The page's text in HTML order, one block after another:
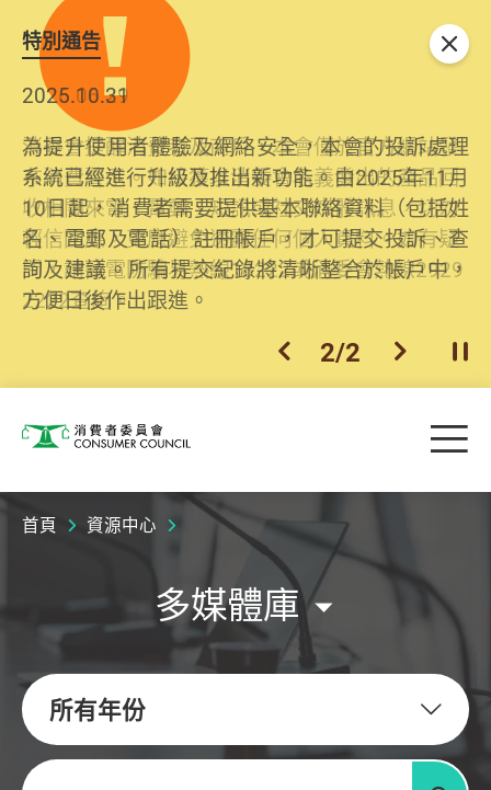
特別通告
2026.06.29
消委會提醒消費者及商戶，本會僅於官方網站發
布消費警示。如接獲以消委會名義發出的產品回
收相關來電、電郵、短訊或社交媒體訊息，切勿
輕信回應，更應避免透露任何個人資料。如有疑
問，請致電防騙易熱線18222或消委會熱線2929
2222查詢。
2025.10.31
為提升使用者體驗及網絡安全，本會的投訴處理
系統已經進行升級及推出新功能。由2025年11月
10日起，消費者需要提供基本聯絡資料（包括姓
名、電郵及電話）註冊帳戶，才可提交投訴、查
詢及建議。所有提交紀錄將清晰整合於帳戶中，
方便日後作出跟進。
上一個
2/2 下一個開
關閉
消費者委員會 目
首頁 資源中心
多媒體庫
所有年份
關鍵字